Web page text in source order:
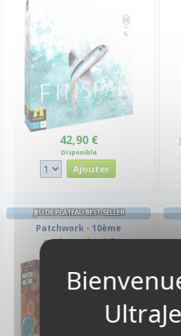
42,90 €
Disponible
JEU DE PLATEAU BEST-SELLER
Patchwork - 10ème
anniversaire
-10%